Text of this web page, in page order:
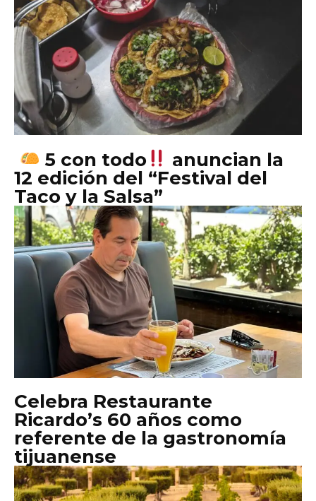
5 con todo
anuncian la
12 edición del “Festival del
Taco y la Salsa”
Celebra Restaurante
Ricardo’s 60 años como
referente de la gastronomía
tijuanense